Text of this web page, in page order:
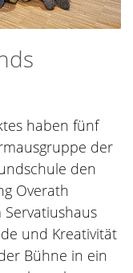
haben fünf
der
den
Overath
und Kreativität
Bühne in ein